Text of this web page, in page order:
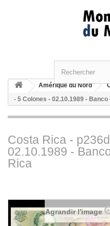
Amérique du Nord
- 5 Colones - 02.10.1989 -
Costa Rica -
02.10.1989 -
Rica
Agrandir l'image